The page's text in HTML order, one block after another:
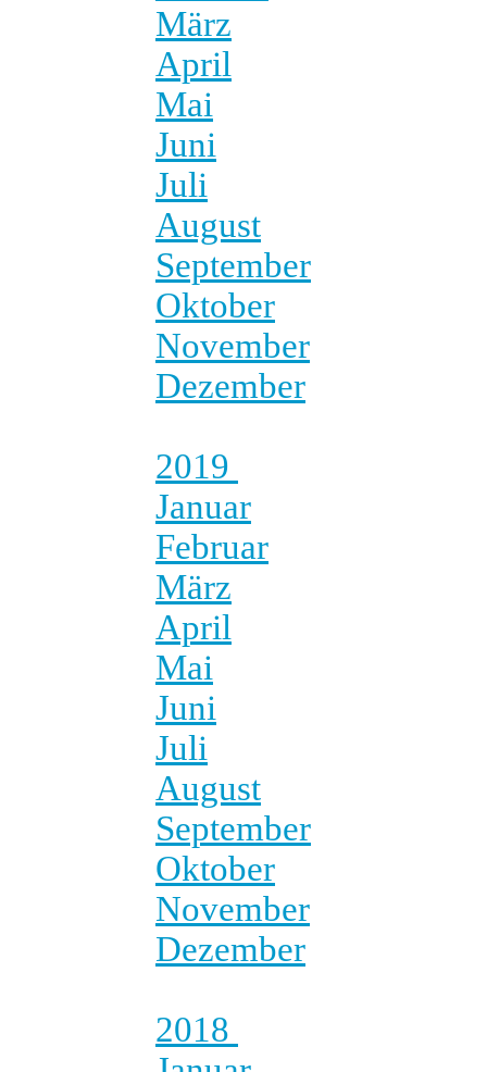
März
April
Mai
Juni
Juli
August
September
Oktober
November
Dezember
2019
Januar
Februar
März
April
Mai
Juni
Juli
August
September
Oktober
November
Dezember
2018